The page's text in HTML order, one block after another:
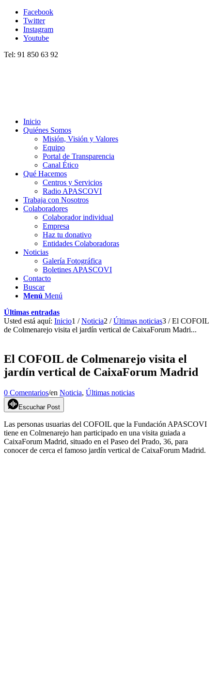
Facebook
Twitter
Instagram
Youtube
Tel: 91 850 63 92
Inicio
Quiénes Somos
Misión, Visión y Valores
Equipo
Portal de Transparencia
Canal Ético
Qué Hacemos
Centros y Servicios
Radio APASCOVI
Trabaja con Nosotros
Colaboradores
Colaborador individual
Empresa
Haz tu donativo
Entidades Colaboradoras
Noticias
Galería Fotográfica
Boletines APASCOVI
Contacto
Buscar
Menú Menú
Últimas entradas
Usted está aquí: Inicio1 / Noticia2 / Últimas noticias3 / El COFOIL
de Colmenarejo visita el jardín vertical de CaixaForum Madri...
El COFOIL de Colmenarejo visita el
jardín vertical de CaixaForum Madrid
0 Comentarios/en Noticia, Últimas noticias
Escuchar Post
Las personas usuarias del COFOIL que la Fundación APASCOVI
tiene en Colmenarejo han participado en una visita guiada a
CaixaForum Madrid, situado en el Paseo del Prado, 36, para
conocer de cerca el famoso jardín vertical de CaixaForum Madrid.